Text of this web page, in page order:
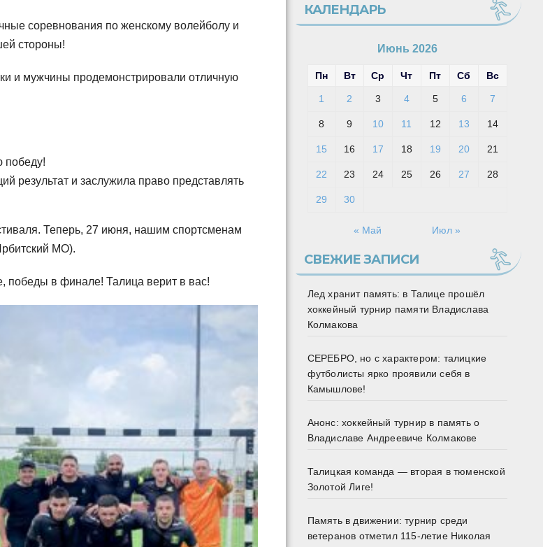
соревнования по женскому волейболу и
стороны!
и мужчины продемонстрировали отличную
результат и заслужила право представлять
Теперь, 27 июня, нашим спортсменам
МО).
победы в финале! Талица верит в вас!
КАЛЕНДАРЬ
Июнь 2026
Пн Вт Ср Чт Пт Сб Вс
1 2 3 4 5 6 7
8 9 10 11 12 13 14
15 16 17 18 19 20 21
22 23 24 25 26 27 28
29 30
« Май Июл »
СВЕЖИЕ ЗАПИСИ
Лед хранит память: в Талице прошёл
хоккейный турнир памяти Владислава
Колмакова
СЕРЕБРО, но с характером: талицкие
футболисты ярко проявили себя в
Камышлове!
Анонс: хоккейный турнир в память о
Владиславе Андреевиче Колмакове
Талицкая команда — вторая в тюменской
Золотой Лиге!
Память в движении: турнир среди
ветеранов отметил 115‑летие Николая